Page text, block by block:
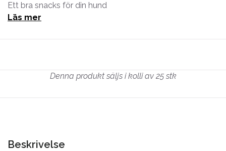
Ett bra snacks för din hund
Läs mer
Denna produkt säljs i kolli av 25 stk
Beskrivelse